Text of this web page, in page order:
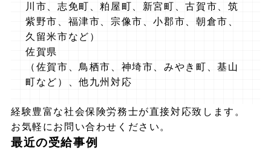
川市、志免町、粕屋町、新宮町、古賀市、筑
紫野市、福津市、宗像市、小郡市、朝倉市、
久留米市など）
佐賀県
（佐賀市、鳥栖市、神埼市、みやき町、基山
町など）、他九州対応
経験豊富な社会保険労務士が直接対応致します。
お気軽にお問い合わせください。
最近の受給事例